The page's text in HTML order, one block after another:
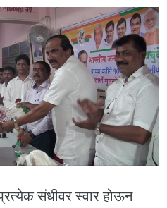
संधीवर स्वार होऊन